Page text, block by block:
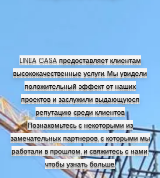
LINEA CASA предоставляет клиентам
высококачественные услуги. Мы увидели
положительный эффект от наших
проектов и заслужили выдающуюся
репутацию среди клиентов.
Познакомьтесь с некоторыми из
замечательных партнеров, с которыми мы
работали в прошлом, и свяжитесь с нами,
чтобы узнать больше.